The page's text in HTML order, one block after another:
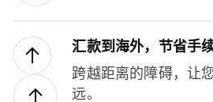
汇款到海外，节省手
跨越距离的障碍，让
远。